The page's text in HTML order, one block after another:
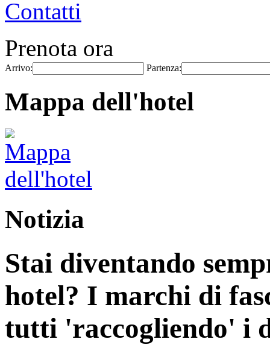
Contatti
Prenota ora
Arrivo: Partenza:
Mappa dell'hotel
Notizia
Stai diventando
hotel? I marchi di
tutti 'raccogliendo' i